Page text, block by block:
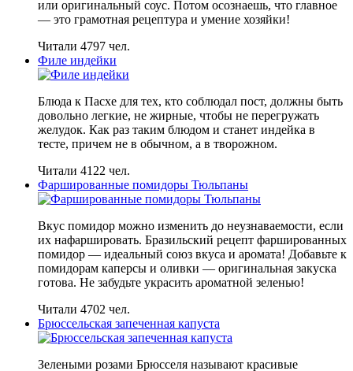
или оригинальный соус. Потом осознаешь, что главное
— это грамотная рецептура и умение хозяйки!
Читали 4797 чел.
Филе индейки
Блюда к Пасхе для тех, кто соблюдал пост, должны быть
довольно легкие, не жирные, чтобы не перегружать
желудок. Как раз таким блюдом и станет индейка в
тесте, причем не в обычном, а в творожном.
Читали 4122 чел.
Фаршированные помидоры Тюльпаны
Вкус помидор можно изменить до неузнаваемости, если
их нафаршировать. Бразильский рецепт фаршированных
помидор — идеальный союз вкуса и аромата! Добавьте к
помидорам каперсы и оливки — оригинальная закуска
готова. Не забудьте украсить ароматной зеленью!
Читали 4702 чел.
Брюссельская запеченная капуста
Зелеными розами Брюсселя называют красивые